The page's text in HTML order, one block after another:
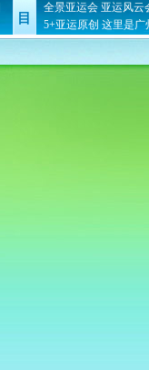
目
全景亚运会 亚运风云
5+亚运原创 这里是广